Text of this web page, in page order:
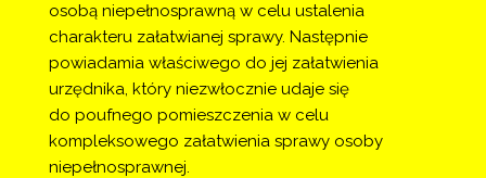
osobą niepełnosprawną w celu ustalenia
charakteru załatwianej sprawy. Następnie
powiadamia właściwego do jej załatwienia
urzędnika, który niezwłocznie udaje się
do poufnego pomieszczenia w celu
kompleksowego załatwienia sprawy osoby
niepełnosprawnej.